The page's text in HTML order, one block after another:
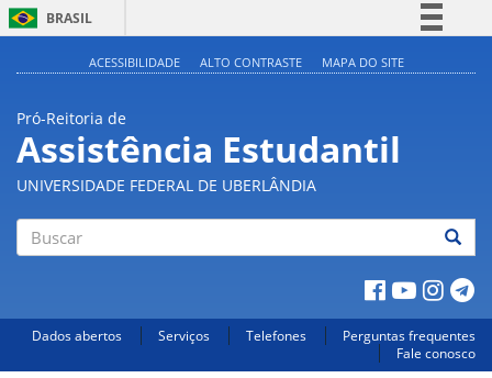
BRASIL
Acesso à informação
Legislação
Canais
ACESSIBILIDADE ALTO CONTRASTE MAPA DO SITE
Pró-Reitoria de
Assistência Estudantil
UNIVERSIDADE FEDERAL DE UBERLÂNDIA
Dados abertos Serviços Telefones
Perguntas frequentes
Fale conosco